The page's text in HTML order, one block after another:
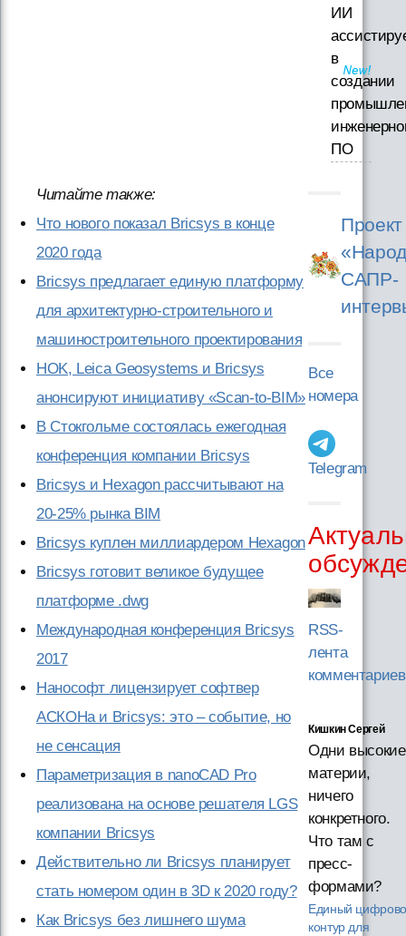
Читайте также:
Что нового показал Bricsys в конце
2020 года
Bricsys предлагает единую платформу
для архитектурно-строительного и
машиностроительного проектирования
HOK, Leica Geosystems и Bricsys
анонсируют инициативу «Scan-to-BIM»
В Стокгольме состоялась ежегодная
конференция компании Bricsys
Bricsys и Hexagon рассчитывают на
20-25% рынка BIM
Bricsys куплен миллиардером Hexagon
Bricsys готовит великое будущее
платформе .dwg
Международная конференция Bricsys
2017
Нанософт лицензирует софтвер
АСКОНа и Bricsys: это – событие, но
не сенсация
Параметризация в nanoCAD Pro
реализована на основе решателя LGS
компании Bricsys
Действительно ли Bricsys планирует
стать номером один в 3D к 2020 году?
Как Bricsys без лишнего шума
ИИ
в
создании
ПО
Проект
САПР-
Все
номера
Telegram
RSS-
лента
комментариев
Кишкин Сергей
Одни высокие
материи,
ничего
конкретного.
Что там с
пресс-
формами?
Единый
контур для